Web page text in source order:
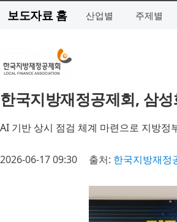
보도자료 홈 산업별 주제별
한국지방재정공제회, 삼
AI 기반 상시 점검 체계 마련으로 지방정
2026-06-17 09:30 출처: 한국지방재정